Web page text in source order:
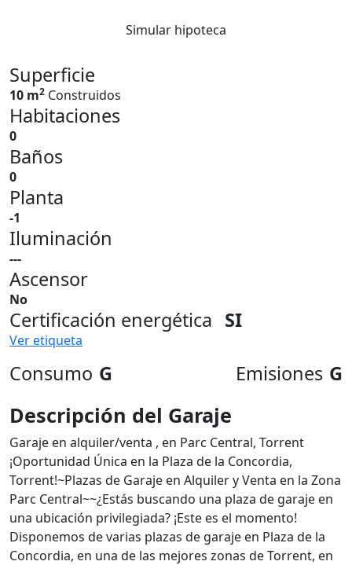
Simular hipoteca
Superficie
10 m2 Construidos
Habitaciones
0
Baños
0
Planta
-1
Iluminación
---
Ascensor
No
Certificación energética SI
Ver etiqueta
Consumo G Emisiones G
Descripción del Garaje
Garaje en alquiler/venta , en Parc Central, Torrent
¡Oportunidad Única en la Plaza de la Concordia,
Torrent!~Plazas de Garaje en Alquiler y Venta en la Zona
Parc Central~~¿Estás buscando una plaza de garaje en
una ubicación privilegiada? ¡Este es el momento!
Disponemos de varias plazas de garaje en Plaza de la
Concordia, en una de las mejores zonas de Torrent, en